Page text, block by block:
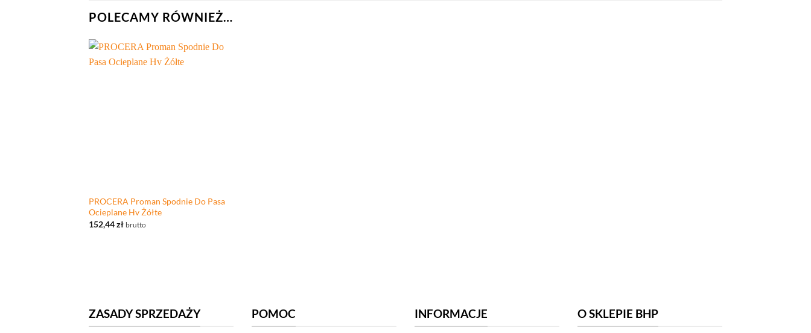
POLECAMY RÓWNIEŻ…
PROCERA Proman Spodnie Do Pasa
Ocieplane Hv Żółte
152,44zł brutto
ZASADY SPRZEDAŻY POMOC INFORMACJE O SKLEPIE BHP